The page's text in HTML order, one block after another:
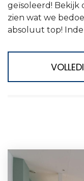
geïsoleerd! Bekijk
zien wat we
absoluut top!